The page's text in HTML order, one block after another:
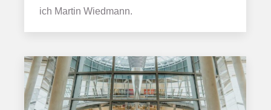
ich Martin Wiedmann.